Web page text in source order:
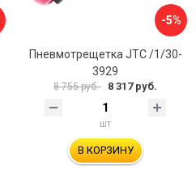
-5%
Пневмотрещетка JTC /1/30-
3929
8 755 руб. 8 317 руб.
шт
В КОРЗИНУ